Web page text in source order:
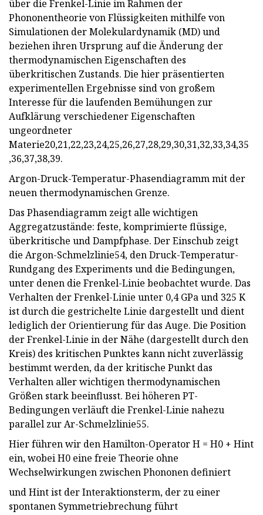
über die Frenkel-Linie im Rahmen der
Phononentheorie von Flüssigkeiten mithilfe von
Simulationen der Molekulardynamik (MD) und
beziehen ihren Ursprung auf die Änderung der
thermodynamischen Eigenschaften des
überkritischen Zustands. Die hier präsentierten
experimentellen Ergebnisse sind von großem
Interesse für die laufenden Bemühungen zur
Aufklärung verschiedener Eigenschaften
ungeordneter
Materie20,21,22,23,24,25,26,27,28,29,30,31,32,33,34,35
,36,37,38,39.
Argon-Druck-Temperatur-Phasendiagramm mit der
neuen thermodynamischen Grenze.
Das Phasendiagramm zeigt alle wichtigen
Aggregatzustände: feste, komprimierte flüssige,
überkritische und Dampfphase. Der Einschub zeigt
die Argon-Schmelzlinie54, den Druck-Temperatur-
Rundgang des Experiments und die Bedingungen,
unter denen die Frenkel-Linie beobachtet wurde. Das
Verhalten der Frenkel-Linie unter 0,4 GPa und 325 K
ist durch die gestrichelte Linie dargestellt und dient
lediglich der Orientierung für das Auge. Die Position
der Frenkel-Linie in der Nähe (dargestellt durch den
Kreis) des kritischen Punktes kann nicht zuverlässig
bestimmt werden, da der kritische Punkt das
Verhalten aller wichtigen thermodynamischen
Größen stark beeinflusst. Bei höheren PT-
Bedingungen verläuft die Frenkel-Linie nahezu
parallel zur Ar-Schmelzlinie55.
Hier führen wir den Hamilton-Operator H = H0 + Hint
ein, wobei H0 eine freie Theorie ohne
Wechselwirkungen zwischen Phononen definiert
und Hint ist der Interaktionsterm, der zu einer
spontanen Symmetriebrechung führt